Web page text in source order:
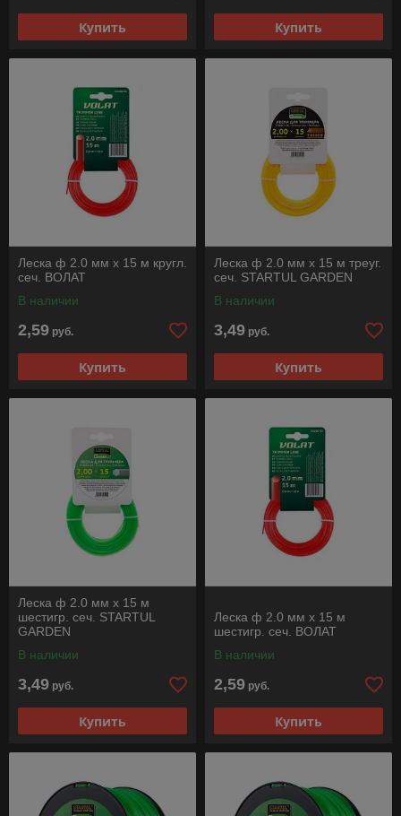
Купить Купить
Леска ф 2.0 мм х 15 м кругл.
сеч. ВОЛАТ
В наличии
2,59 руб.
Купить
Леска ф 2.0 мм х 15 м треуг.
сеч. STARTUL GARDEN
В наличии
3,49 руб.
Купить
Леска ф 2.0 мм х 15 м
шестигр. сеч. STARTUL
GARDEN
В наличии
3,49 руб.
Купить
Леска ф 2.0 мм х 15 м
шестигр. сеч. ВОЛАТ
В наличии
2,59 руб.
Купить